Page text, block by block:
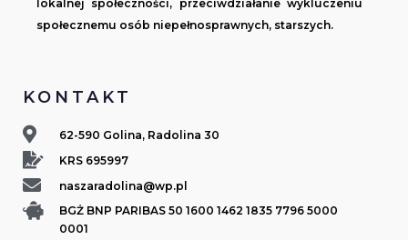
lokalnej społeczności, przeciwdziałanie wykluczeniu
społecznemu osób niepełnosprawnych, starszych.
KONTAKT
62-590 Golina, Radolina 30
KRS 695997
naszaradolina@wp.pl
BGŻ BNP PARIBAS 50 1600 1462 1835 7796 5000
0001